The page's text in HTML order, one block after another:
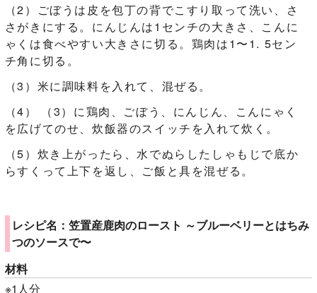
（2）ごぼうは皮を包丁の背でこすり取って洗い、さ
さがきにする。にんじんは1センチの大きさ、こんに
ゃくは食べやすい大きさに切る。鶏肉は1〜1. 5セン
チ角に切る。
（3）米に調味料を入れて、混ぜる。
（4） （3）に鶏肉、ごぼう、にんじん、こんにゃく
を広げてのせ、炊飯器のスイッチを入れて炊く。
（5）炊き上がったら、水でぬらしたしゃもじで底か
らすくって上下を返し、ご飯と具を混ぜる。
レシピ名：笠置産鹿肉のロースト ～ブルーベリーとはちみ
つのソースで〜
材料
※1人分